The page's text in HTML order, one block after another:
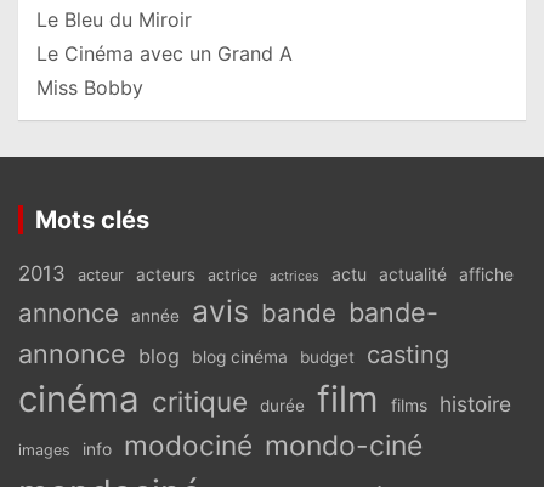
Le Bleu du Miroir
Le Cinéma avec un Grand A
Miss Bobby
Mots clés
2013 acteur acteurs actrice actrices actu actualité affiche
annonce année avis bande bande-
annonce blog blog cinéma budget casting
cinéma critique durée film films histoire
images info modociné mondo-ciné